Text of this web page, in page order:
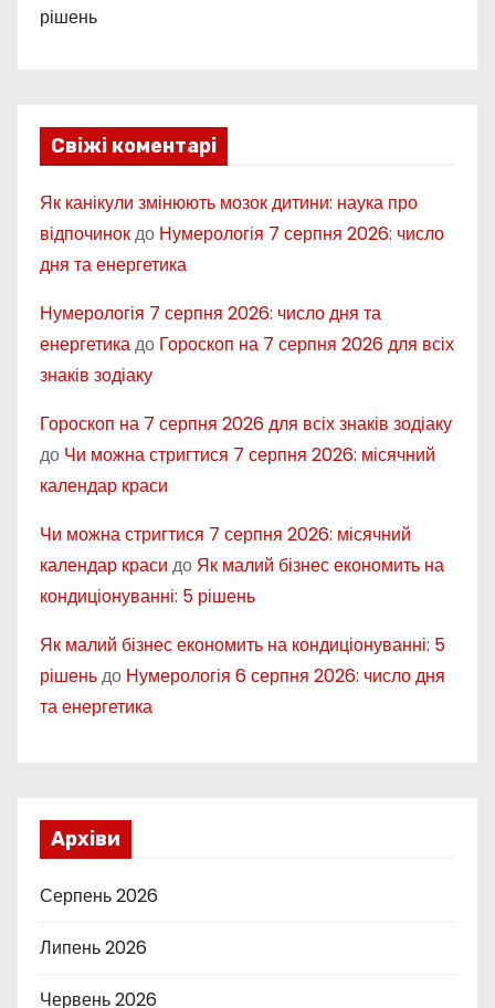
рішень
Свіжі коментарі
Як канікули змінюють мозок дитини: наука про
відпочинокдо Нумерологія 7 серпня 2026: число
дня та енергетика
Нумерологія 7 серпня 2026: число дня та
енергетикадо Гороскоп на 7 серпня 2026 для всіх
знаків зодіаку
Гороскоп на 7 серпня 2026 для всіх знаків зодіаку
до Чи можна стригтися 7 серпня 2026: місячний
календар краси
Чи можна стригтися 7 серпня 2026: місячний
календар краси до Як малий бізнес економить на
кондиціонуванні: 5 рішень
Як малий бізнес економить на кондиціонуванні: 5
рішеньдо Нумерологія 6 серпня 2026: число дня
та енергетика
Архіви
Серпень 2026
Липень 2026
Червень 2026